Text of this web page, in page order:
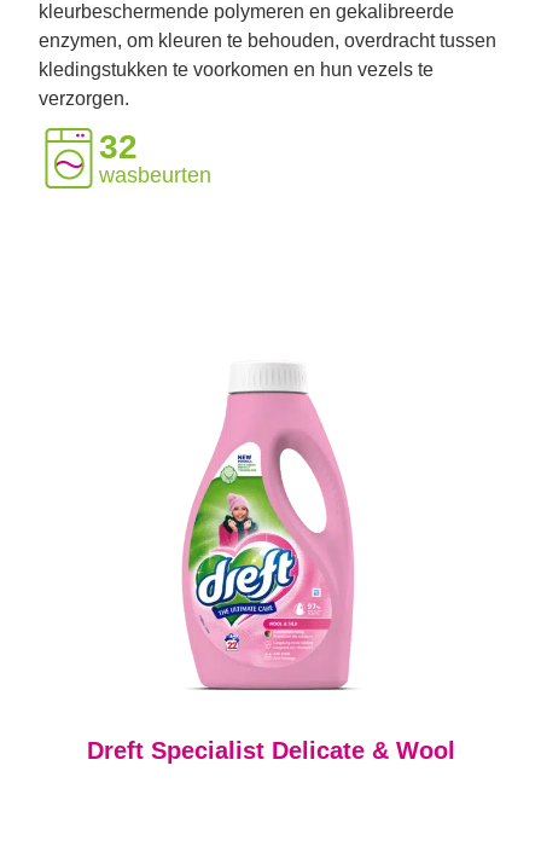
kleurbeschermende polymeren en gekalibreerde
enzymen, om kleuren te behouden, overdracht tussen
kledingstukken te voorkomen en hun vezels te
verzorgen.
32
wasbeurten
Dreft Specialist Delicate & Wool